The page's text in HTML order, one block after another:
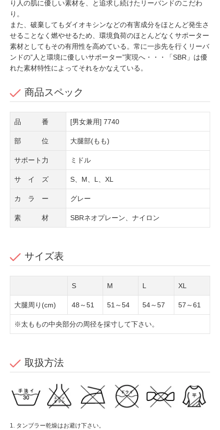
り人の肌に優しい素材を、と追求し続けたリーバンドのこだわ
り。
また、破棄してもダイオキシンなどの有害成分をほとんど発生さ
せることなく燃やせるため、環境負荷のほとんどなくサポーター
素材としてもその有用性を高めている。常に一歩先を行くリーバ
ンドの”人と環境に優しいサポーター”実現へ・・・「SBR」は優
れた素材特性によってそれをかなえている。
商品スペック
品 番 [男女兼用] 7740
部 位 大腿部(もも)
サポート力 ミドル
サ イ ズ S、M、L、XL
カ ラ ー グレー
素 材 SBRネオプレーン、ナイロン
サイズ表
S M L XL
大腿周り(cm) 48～51 51～54 54～57 57～61
※太ももの中央部分の周径を採寸して下さい。
取扱方法
1. タンブラー乾燥はお避け下さい。